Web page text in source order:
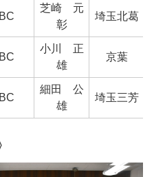
BC
芝崎 元
彰
埼玉北葛
BC
小川 正
雄
京葉
BC
細田 公
雄
埼玉三芳